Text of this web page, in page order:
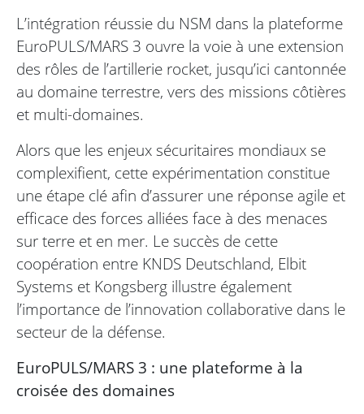
L’intégration réussie du NSM dans la plateforme
EuroPULS/MARS 3 ouvre la voie à une extension
des rôles de l’artillerie rocket, jusqu’ici cantonnée
au domaine terrestre, vers des missions côtières
et multi-domaines.
Alors que les enjeux sécuritaires mondiaux se
complexifient, cette expérimentation constitue
une étape clé afin d’assurer une réponse agile et
efficace des forces alliées face à des menaces
sur terre et en mer. Le succès de cette
coopération entre KNDS Deutschland, Elbit
Systems et Kongsberg illustre également
l’importance de l’innovation collaborative dans le
secteur de la défense.
EuroPULS/MARS 3 : une plateforme à la
croisée des domaines